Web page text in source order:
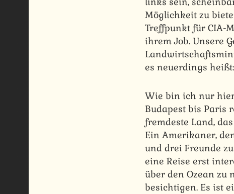
Möglichkeit zu
Treffpunkt für CIA-
ihrem Job. Unsere
es neuerdings
Wie bin ich nur hier
Budapest bis Paris
fremdeste Land,
Ein Amerikaner,
und drei Freunde
eine Reise erst
über den Ozean zu
besichtigen. Es ist